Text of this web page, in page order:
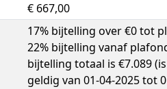
€ 667,00
17% bijtelling over €0 tot
22% bijtelling vanaf
bijtelling totaal is €7.089
geldig van 01-04-2025 tot